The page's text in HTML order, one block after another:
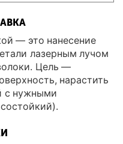
— это нанесение
лазерным лучом
Цель —
нарастить
с нужными